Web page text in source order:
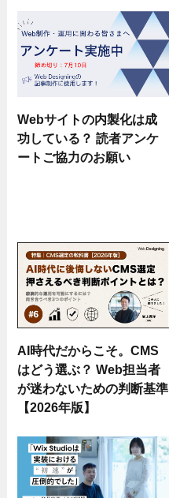
Webサイトの内製化は成
功している？ 読者アンケ
ートご協力のお願い
AI時代だからこそ。CMS
はどう選ぶ？ Web担当者
が迷わないための判断基準
【2026年版】